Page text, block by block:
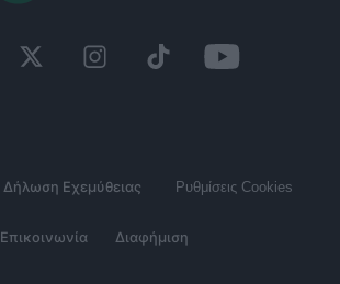
Δήλωση Εχεμύθειας Ρυθμίσεις Cookies
Επικοινωνία Διαφήμιση